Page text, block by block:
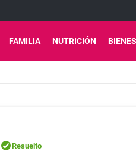
FAMILIA NUTRICIÓN
Resuelto